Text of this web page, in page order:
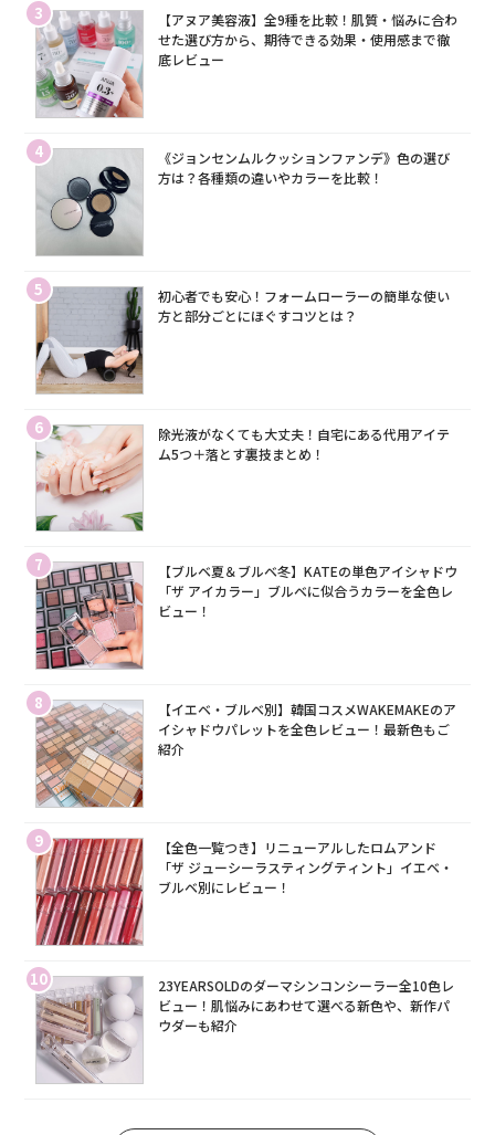
3
【アヌア美容液】全9種を比較！肌質・悩みに合わ
せた選び方から、期待できる効果・使用感まで徹
底レビュー
4
《ジョンセンムルクッションファンデ》色の選び
方は？各種類の違いやカラーを比較！
5
初心者でも安心！フォームローラーの簡単な使い
方と部分ごとにほぐすコツとは？
6
除光液がなくても大丈夫！自宅にある代用アイテ
ム5つ＋落とす裏技まとめ！
7
【ブルベ夏＆ブルベ冬】KATEの単色アイシャドウ
「ザ アイカラー」ブルベに似合うカラーを全色レ
ビュー！
8
【イエベ・ブルベ別】韓国コスメWAKEMAKEのア
イシャドウパレットを全色レビュー！最新色もご
紹介
9
【全色一覧つき】リニューアルしたロムアンド
「ザ ジューシーラスティングティント」イエベ・
ブルベ別にレビュー！
10
23YEARSOLDのダーマシンコンシーラー全10色レ
ビュー！肌悩みにあわせて選べる新色や、新作パ
ウダーも紹介